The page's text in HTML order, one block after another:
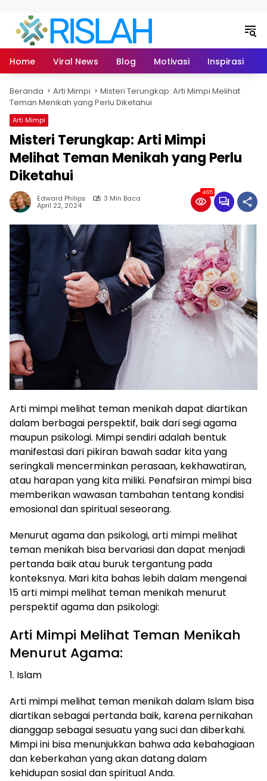
Home Viral News Blog Motivasi Inspirasi
Beranda Arti Mimpi
Misteri Terungkap: Arti Mimpi Melihat
Teman Menikah yang Perlu Diketahui
Arti Mimpi
Misteri Terungkap: Arti Mimpi
Melihat Teman Menikah yang Perlu
Diketahui
Edward Philips 3 Min Baca
April 22, 2024
465
Arti mimpi melihat teman menikah dapat diartikan
dalam berbagai perspektif, baik dari segi agama
maupun psikologi. Mimpi sendiri adalah bentuk
manifestasi dari pikiran bawah sadar kita yang
seringkali mencerminkan perasaan, kekhawatiran,
atau harapan yang kita miliki. Penafsiran mimpi bisa
memberikan wawasan tambahan tentang kondisi
emosional dan spiritual seseorang.
Menurut agama dan psikologi, arti mimpi melihat
teman menikah bisa bervariasi dan dapat menjadi
pertanda baik atau buruk tergantung pada
konteksnya. Mari kita bahas lebih dalam mengenai
15 arti mimpi melihat teman menikah menurut
perspektif agama dan psikologi:
Arti Mimpi Melihat Teman Menikah
Menurut Agama:
1. Islam
Arti mimpi melihat teman menikah dalam Islam bisa
diartikan sebagai pertanda baik, karena pernikahan
dianggap sebagai sesuatu yang suci dan diberkahi.
Mimpi ini bisa menunjukkan bahwa ada kebahagiaan
dan keberkahan yang akan datang dalam
kehidupan sosial dan spiritual Anda.